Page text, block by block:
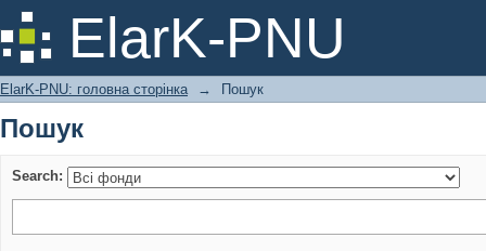
ElarK-PNU
Пошук
ElarK-PNU: головна сторінка → Пошук
Пошук
Search: